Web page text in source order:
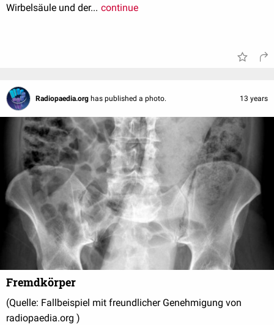
Wirbelsäule und der... continue
Radiopaedia.org has published a photo. 13 years
Fremdkörper
(Quelle: Fallbeispiel mit freundlicher Genehmigung von
radiopaedia.org )